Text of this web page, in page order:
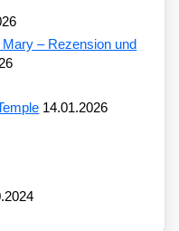
– Rezension und
14.01.2026